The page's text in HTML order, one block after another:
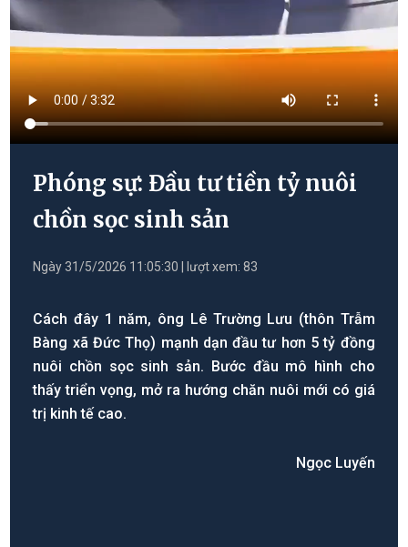
Phóng sự: Đầu tư tiền tỷ nuôi
chồn sọc sinh sản
Ngày 31/5/2026 11:05:30 | lượt xem: 83
Cách đây 1 năm, ông Lê Trường Lưu (thôn Trẫm
Bàng xã Đức Thọ) mạnh dạn đầu tư hơn 5 tỷ đồng
nuôi chồn sọc sinh sản. Bước đầu mô hình cho
thấy triển vọng, mở ra hướng chăn nuôi mới có giá
trị kinh tế cao.
Ngọc Luyến